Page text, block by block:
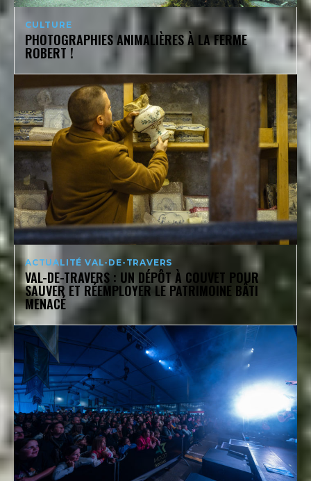
CULTURE
PHOTOGRAPHIES ANIMALIÈRES À LA FERME
ROBERT !
ACTUALITÉ VAL-DE-TRAVERS
VAL-DE-TRAVERS : UN DÉPÔT À COUVET POUR
SAUVER ET RÉEMPLOYER LE PATRIMOINE BÂTI
MENACÉ